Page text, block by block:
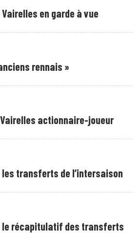
en garde à vue
rennais »
actionnaire-joueur
les transferts de l’intersaison
le récapitulatif des transferts